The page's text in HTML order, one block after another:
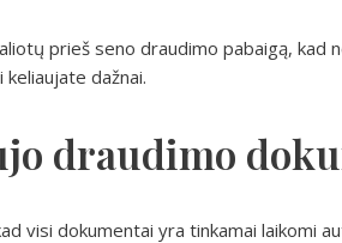
prieš seno draudimo pabaigą, kad
dažnai.
draudimo
visi dokumentai yra tinkamai laikomi